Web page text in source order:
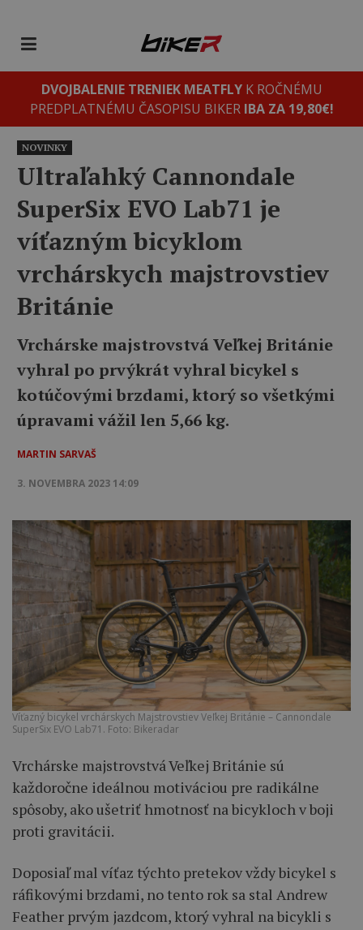
DVOJBALENIE TRENIEK MEATFLYK ROČNÉMU
PREDPLATNÉMU ČASOPISU BIKER IBA ZA 19,80€!
NOVINKY
Ultraľahký Cannondale
SuperSix EVO Lab71 je
víťazným bicyklom
vrchárskych majstrovstiev
Británie
Vrchárske majstrovstvá Veľkej Británie
vyhral po prvýkrát vyhral bicykel s
kotúčovými brzdami, ktorý so všetkými
úpravami vážil len 5,66 kg.
MARTIN SARVAŠ
3. NOVEMBRA 2023 14:09
Víťazný bicykel vrchárskych Majstrovstiev Veľkej Británie – Cannondale
SuperSix EVO Lab71. Foto: Bikeradar
Vrchárske majstrovstvá Veľkej Británie sú
každoročne ideálnou motiváciou pre radikálne
spôsoby, ako ušetriť hmotnosť na bicykloch v boji
proti gravitácii.
Doposiaľ mal víťaz týchto pretekov vždy bicykel s
ráfikovými brzdami, no tento rok sa stal Andrew
Feather prvým jazdcom, ktorý vyhral na bicykli s